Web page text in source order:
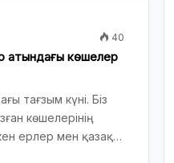
40
атындағы көшелер
тағзым күні. Біз
көшелерінің
ерлер мен қазақ…